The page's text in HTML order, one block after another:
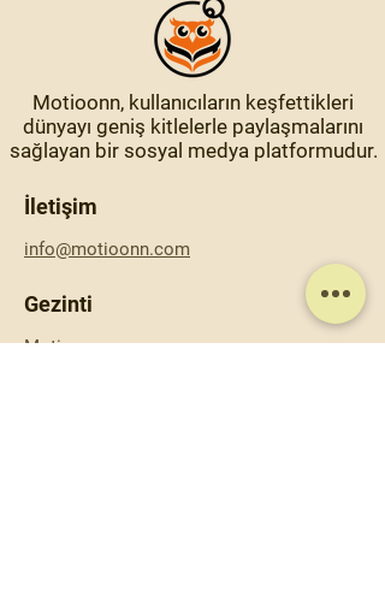
Motioonn, kullanıcıların keşfettikleri
dünyayı geniş kitlelerle paylaşmalarını
sağlayan bir sosyal medya platformudur.
İletişim
info@motioonn.com
Gezinti
Motioonn